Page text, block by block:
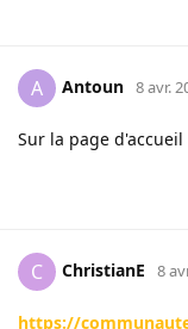
A Antoun 8 avr.
Sur la page
C ChristianE 8
https://